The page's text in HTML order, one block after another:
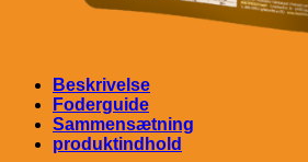
Beskrivelse
Foderguide
Sammensætning
produktindhold